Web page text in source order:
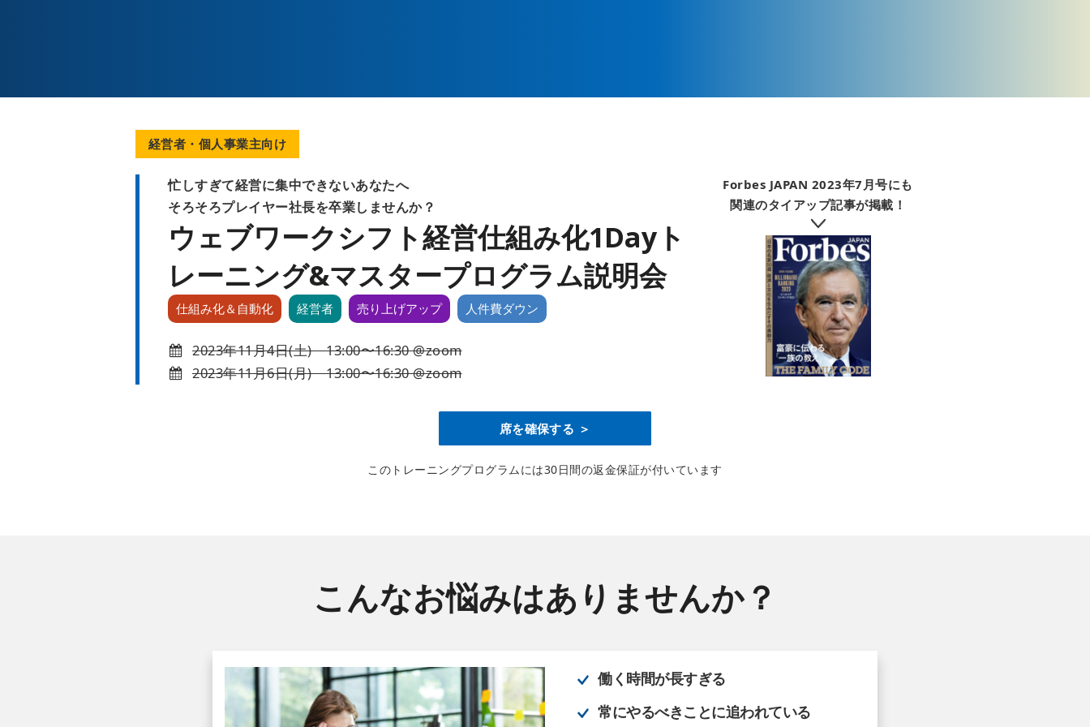
経営者・個人事業主向け
忙しすぎて経営に集中できないあなたへ
そろそろプレイヤー社長を卒業しませんか？
ウェブワークシフト経営仕組み化1Dayト
レーニング&マスタープログラム説明会
仕組み化＆自動化 経営者 売り上げアップ 人件費ダウン
2023年11月4日(土)13:00〜16:30 @zoom
2023年11月6日(月)13:00〜16:30 @zoom
Forbes JAPAN 2023年7月号にも
関連のタイアップ記事が掲載！
席を確保する ＞
このトレーニングプログラムには30日間の返金保証が付いています
こんなお悩みはありませんか？
働く時間が長すぎる
常にやるべきことに追われている